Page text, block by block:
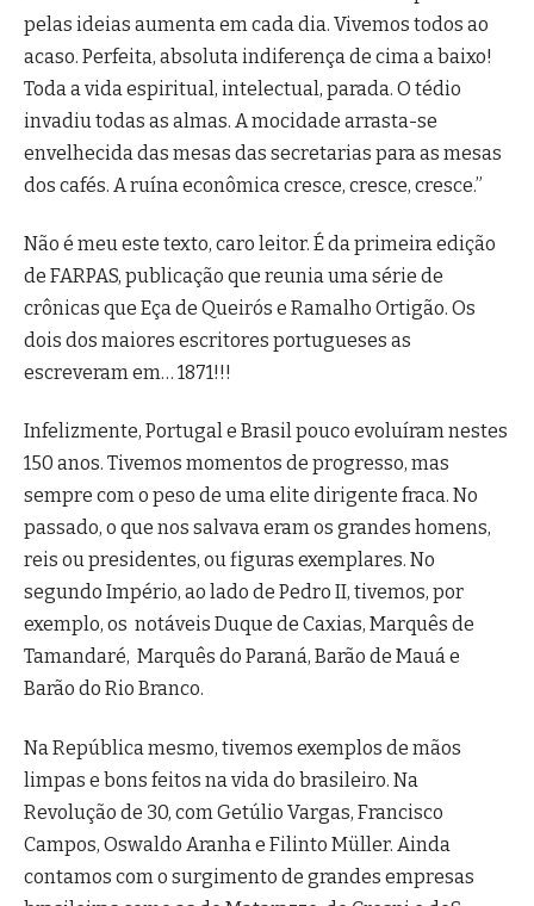
pelas ideias aumenta em cada dia. Vivemos todos ao
acaso. Perfeita, absoluta indiferença de cima a baixo!
Toda a vida espiritual, intelectual, parada. O tédio
invadiu todas as almas. A mocidade arrasta-se
envelhecida das mesas das secretarias para as mesas
dos cafés. A ruína econômica cresce, cresce, cresce.”
Não é meu este texto, caro leitor. É da primeira edição
de FARPAS, publicação que reunia uma série de
crônicas que Eça de Queirós e Ramalho Ortigão. Os
dois dos maiores escritores portugueses as
escreveram em… 1871!!!
Infelizmente, Portugal e Brasil pouco evoluíram nestes
150 anos. Tivemos momentos de progresso, mas
sempre com o peso de uma elite dirigente fraca. No
passado, o que nos salvava eram os grandes homens,
reis ou presidentes, ou figuras exemplares. No
segundo Império, ao lado de Pedro II, tivemos, por
exemplo, os notáveis Duque de Caxias, Marquês de
Tamandaré, Marquês do Paraná, Barão de Mauá e
Barão do Rio Branco.
Na República mesmo, tivemos exemplos de mãos
limpas e bons feitos na vida do brasileiro. Na
Revolução de 30, com Getúlio Vargas, Francisco
Campos, Oswaldo Aranha e Filinto Müller. Ainda
contamos com o surgimento de grandes empresas